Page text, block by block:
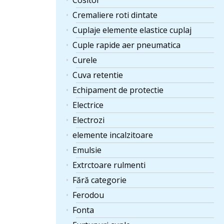
Cremaliere roti dintate
Cuplaje elemente elastice cuplaj
Cuple rapide aer pneumatica
Curele
Cuva retentie
Echipament de protectie
Electrice
Electrozi
elemente incalzitoare
Emulsie
Extrctoare rulmenti
Fără categorie
Ferodou
Fonta